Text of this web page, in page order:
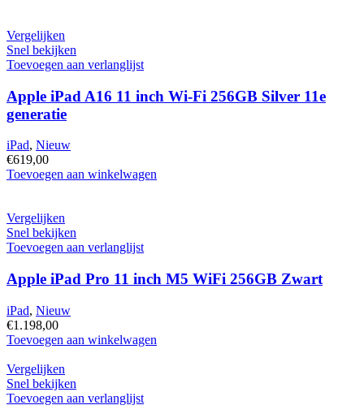
inch
Wi-
Fi
128GB
Blue
11e
generatie
Vergelijken
Snel bekijken
Toevoegen aan verlanglijst
Apple iPad A16 11 inch Wi-Fi 256GB Silver 11e
generatie
iPad, Nieuw
€619,00
Apple
11
inch
Wi-
256GB
Silver
11e
generatie
hoeveelheid
Toevoegen aan winkelwagen
Vergelijken
Snel bekijken
Toevoegen aan verlanglijst
Apple iPad Pro 11 inch M5 WiFi 256GB Zwart
iPad, Nieuw
€1.198,00
Apple
Pro
11
inch
Toevoegen aan winkelwagen
Vergelijken
Snel bekijken
Toevoegen aan verlanglijst